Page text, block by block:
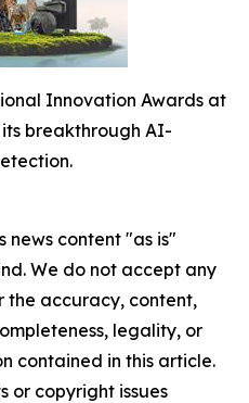
Innovation Awards at
breakthrough AI-
news content "as is"
We do not accept any
the accuracy, content,
legality, or
contained in this article.
or copyright issues